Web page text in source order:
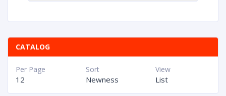
CATALOG
View
List
Sort
Newness
Per Page
12